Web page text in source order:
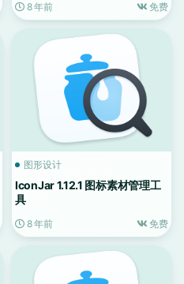
8 年前 免费
图形设计
IconJar 1.12.1 图标素材管理工
具
8 年前 免费